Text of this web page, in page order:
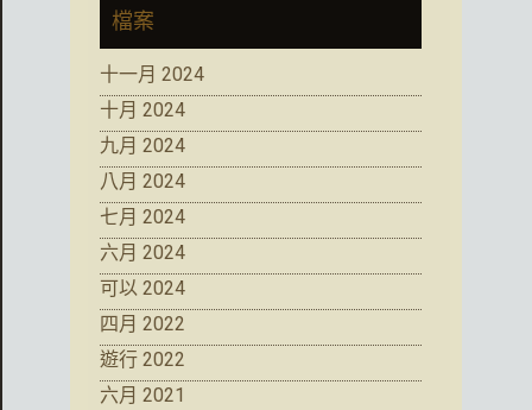
檔案
十一月 2024
十月 2024
九月 2024
八月 2024
七月 2024
六月 2024
可以 2024
四月 2022
遊行 2022
六月 2021